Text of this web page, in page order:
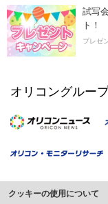
試写
ト！
プレゼ
オリコングルー
クッキーの使用について